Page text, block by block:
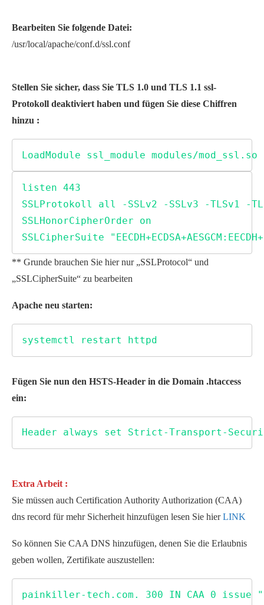
Bearbeiten Sie folgende Datei:
/usr/local/apache/conf.d/ssl.conf
Stellen Sie sicher, dass Sie TLS 1.0 und TLS 1.1 ssl-
Protokoll deaktiviert haben und fügen Sie diese Chiffren
hinzu :
LoadModule ssl_module modules/mod_ssl.so
listen 443
SSLProtokoll all -SSLv2 -SSLv3 -TLSv1 -
SSLHonorCipherOrder on
SSLCipherSuite
** Grunde brauchen Sie hier nur „SSLProtocol“ und
„SSLCipherSuite“ zu bearbeiten
Apache neu starten:
systemctl restart httpd
Fügen Sie nun den HSTS-Header in die Domain .htaccess
ein:
Header always set Strict-Transport-
Extra Arbeit :
Sie müssen auch Certification Authority Authorization (CAA)
dns record für mehr Sicherheit hinzufügen lesen Sie hierLINK
So können Sie CAA DNS hinzufügen, denen Sie die Erlaubnis
geben wollen, Zertifikate auszustellen:
painkiller-tech.com. 300 IN CAA 0 issue